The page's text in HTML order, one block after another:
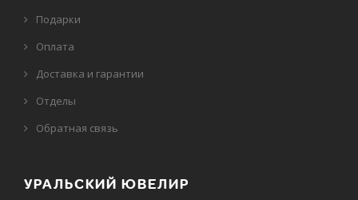
Подарки
Оплата
Доставка и гарантии
Отделы
Обратная связь
УРАЛЬСКИЙ ЮВЕЛИР